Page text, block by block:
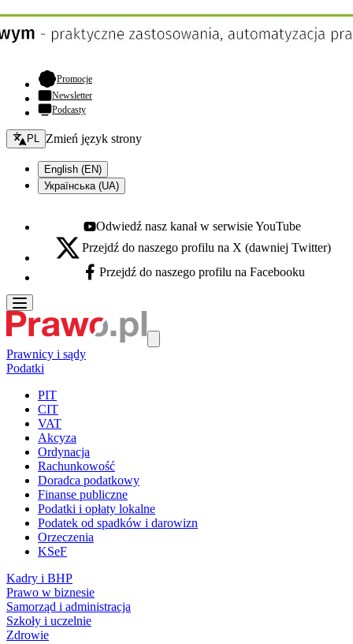
Promocje- otwiera się w nowej karcie
Newsletter
Podcasty
Zmień język - bieżący:
PL Zmień język strony
English (EN)
Українська (UA)
Youtube - otwiera się w nowej karcie
Odwiedź nasz kanał w serwisie YouTube
X - otwiera się w nowej karcie
Przejdź do naszego profilu na X (dawniej Twitter)
Facebook - otwiera się w nowej karcie
Przejdź do naszego profilu na Facebooku
Prawnicy i sądy
Podatki
PIT
CIT
VAT
Akcyza
Ordynacja
Rachunkowość
Doradca podatkowy
Finanse publiczne
Podatki i opłaty lokalne
Podatek od spadków i darowizn
Orzeczenia
KSeF
Kadry i BHP
Prawo w biznesie
Samorząd i administracja
Szkoły i uczelnie
Zdrowie